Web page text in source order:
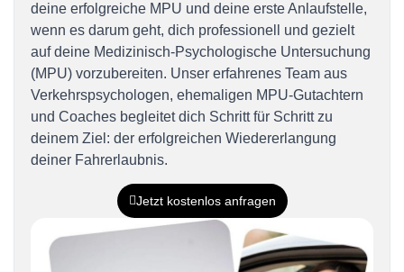
deine erfolgreiche MPU und deine erste Anlaufstelle,
wenn es darum geht, dich professionell und gezielt
auf deine Medizinisch-Psychologische Untersuchung
(MPU) vorzubereiten. Unser erfahrenes Team aus
Verkehrspsychologen, ehemaligen MPU-Gutachtern
und Coaches begleitet dich Schritt für Schritt zu
deinem Ziel: der erfolgreichen Wiedererlangung
deiner Fahrerlaubnis.
Jetzt kostenlos anfragen